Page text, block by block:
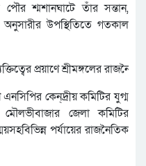
পৌর শ্মশানঘাটে তাঁর সন্তান,
উপস্থিতিতে গতকাল
প্রয়াণে শ্রীমঙ্গলের
এনসিপির কেন্দ্রীয় কমিটির যুগ্ম
জেলা কমিটির
পর্যায়ের রাজনৈতিক